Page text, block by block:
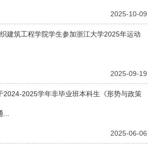
2025-10-09
织建筑工程学院学生参加浙江大学2025年运动
2025-09-19
2024-2025学年非毕业班本科生《形势与政策
...
2025-06-06